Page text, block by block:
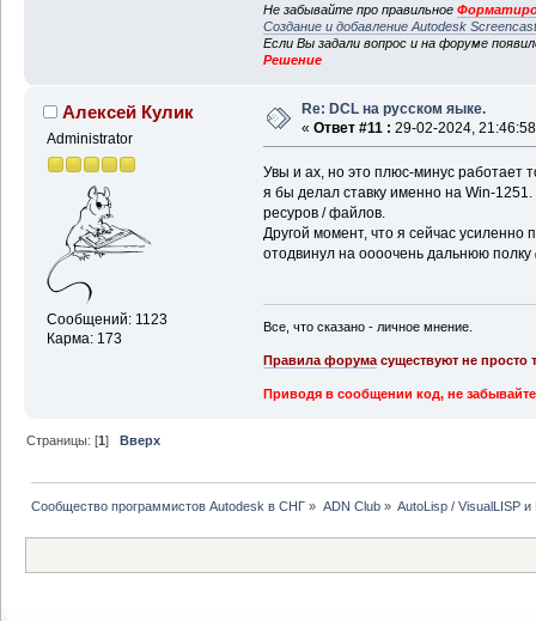
Не забывайте про правильное
Создание и добавление Autodesk
Если Вы задали вопрос и на форуме
Решение
Алексей Кулик
Administrator
Сообщений: 1123
Карма: 173
Re: DCL на русском яыке.
« Ответ #11 : 29-02-2024,
Увы и ах, но это плюс-минус работает
я бы делал ставку именно на Win-
ресуров / файлов.
Другой момент, что я сейчас усиленно
отодвинул на оооочень дальнюю полку
Все, что сказано - личное мнение.
Правила форумасуществуют не просто
Приводя в сообщении код, не
Страницы: [1]Вверх
Сообщество программистов Autodesk в СНГ » ADN Club» AutoLisp / VisualLISP и